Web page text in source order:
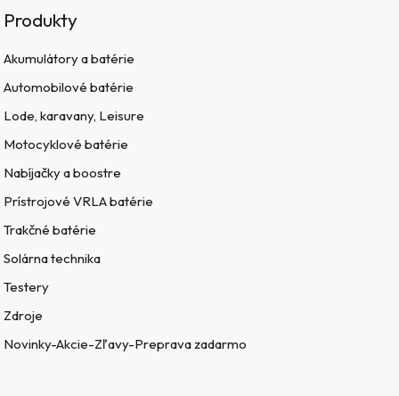
Produkty
Akumulátory a batérie
Automobilové batérie
Lode, karavany, Leisure
Motocyklové batérie
Nabíjačky a boostre
Prístrojové VRLA batérie
Trakčné batérie
Solárna technika
Testery
Zdroje
Novinky-Akcie-Zľavy-Preprava zadarmo